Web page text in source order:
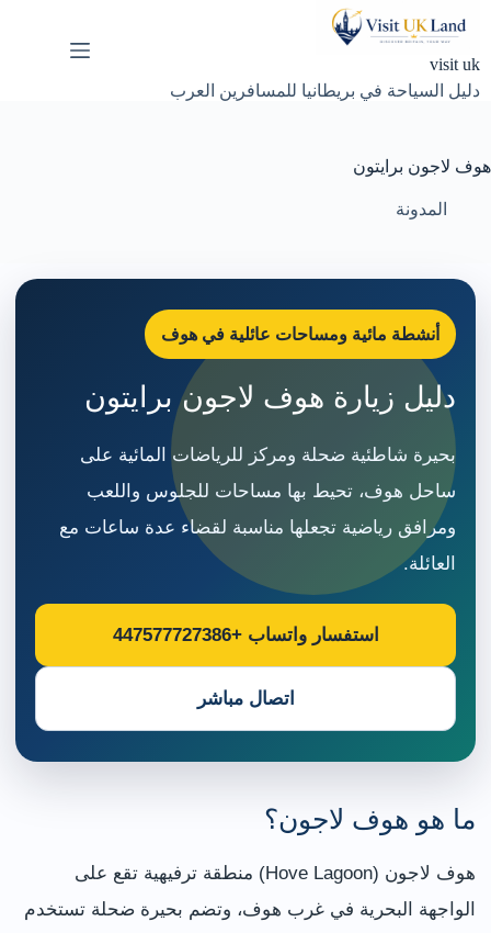
visit uk
دليل السياحة في بريطانيا للمسافرين العرب
هوف لاجون برايتون
المدونة
أنشطة مائية ومساحات عائلية في هوف
دليل زيارة هوف لاجون برايتون
بحيرة شاطئية ضحلة ومركز للرياضات المائية على
ساحل هوف، تحيط بها مساحات للجلوس واللعب
ومرافق رياضية تجعلها مناسبة لقضاء عدة ساعات مع
العائلة.
استفسار واتساب +447577727386
اتصال مباشر
ما هو هوف لاجون؟
هوف لاجون (Hove Lagoon) منطقة ترفيهية تقع على
الواجهة البحرية في غرب هوف، وتضم بحيرة ضحلة تستخدم